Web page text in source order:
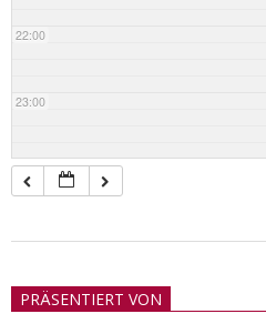
22:00
23:00
21PRÄSENTIERT VON